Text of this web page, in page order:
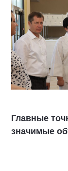
Главные
значимые